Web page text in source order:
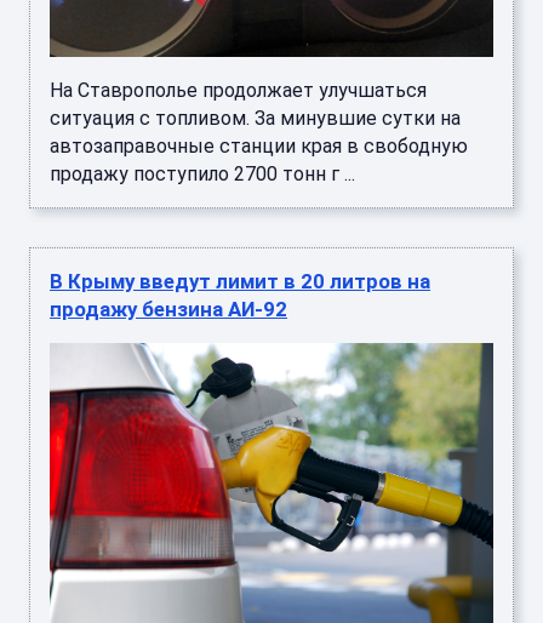
На Ставрополье продолжает улучшаться
ситуация с топливом. За минувшие сутки на
автозаправочные станции края в свободную
продажу поступило 2700 тонн г ...
В Крыму введут лимит в 20 литров на
продажу бензина АИ-92